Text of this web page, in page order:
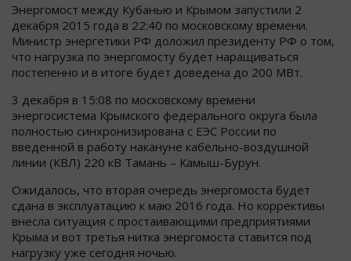
Энергомост между Кубанью и Крымом запустили 2
декабря 2015 года в 22:40 по московскому времени.
Министр энергетики РФ доложил президенту РФ о том,
что нагрузка по энергомосту будет наращиваться
постепенно и в итоге будет доведена до 200 МВт.
3 декабря в 15:08 по московскому времени
энергосистема Крымского федерального округа была
полностью синхронизирована с ЕЭС России по
введенной в работу накануне кабельно-воздушной
линии (КВЛ) 220 кВ Тамань – Камыш-Бурун.
Ожидалось, что вторая очередь энергомоста будет
сдана в эксплуатацию к маю 2016 года. Но коррективы
внесла ситуация с простаивающими предприятиями
Крыма и вот третья нитка энергомоста ставится под
нагрузку уже сегодня ночью.